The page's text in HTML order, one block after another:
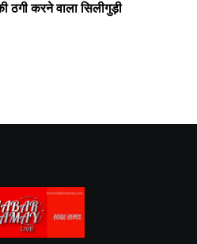
ठगी करने वाला सिलीगुड़ी